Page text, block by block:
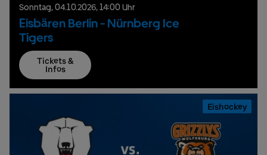
Sonntag,04.10.2026,14:00 Uhr
Eisbären Berlin - Nürnberg Ice
Tigers
Tickets &
Infos
Eishockey